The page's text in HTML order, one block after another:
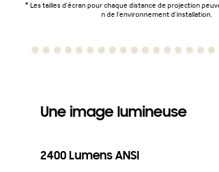
* Les tailles d'écran pour chaque distance de projection
n de l'environnement d'installation.
Une image lumineuse
2400 Lumens ANSI